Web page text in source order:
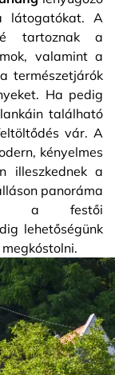
látogatókat. A
tartoznak a
valamint a
természetjárók
Ha pedig
található
vár. A
kényelmes
illeszkednek a
panoráma
a festői
lehetőségünk